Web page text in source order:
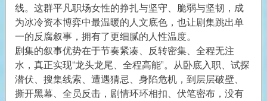
线。这群平凡职场女性的挣扎与坚守、脆弱与坚韧，成
为冰冷资本博弈中最温暖的人文底色，也让剧集跳出单
一的反腐叙事，拥有了更细腻的人性温度。
剧集的叙事优势在于节奏紧凑、反转密集、全程无注
水，真正实现“龙头龙尾、全程高能”。从卧底入职、试探
潜伏、搜集线索、遭遇猜忌、身陷危机，到层层破壁、
撕开黑幕、全员反击，剧情环环相扣、伏笔密布，没有